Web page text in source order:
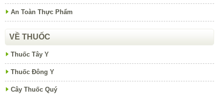
An Toàn Thực Phẩm
VỀ THUỐC
Thuốc Tây Y
Thuốc Đông Y
Cây Thuốc Quý